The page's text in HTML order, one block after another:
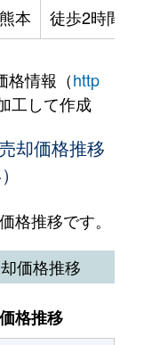
本 徒歩2時間
格情報（http
工して作成
却価格推移
格推移です。
価格推移
格推移